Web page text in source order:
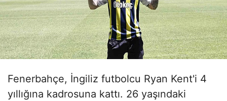
Fenerbahçe, İngiliz futbolcu Ryan Kent'i 4
yıllığına kadrosuna kattı. 26 yaşındaki